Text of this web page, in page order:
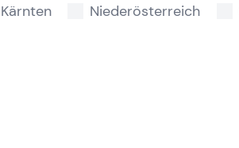
Kärnten Niederösterreich